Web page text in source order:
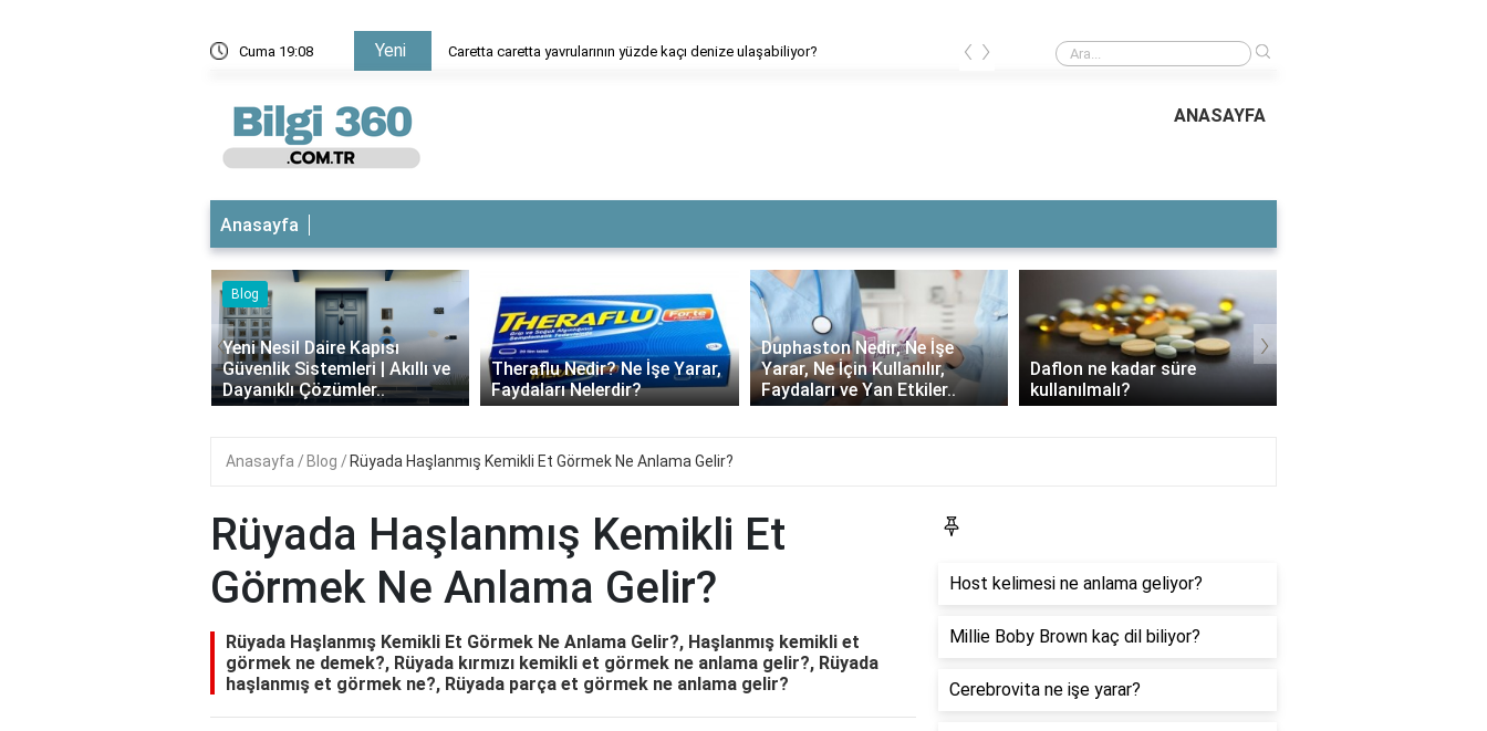
Cuma 19:08 Yeni
hangi işletim sistemlerinde kullanılabilir? Caretta caretta yavrularının yüzde kaçı denize ulaşabiliyor? Caretta caretta yavrularının yüzde kaçı denize ulaşabiliyor?
‹ ›
ANASAYFA
Anasayfa
Theraflu Nedir? Ne İşe Yarar,
Faydaları Nelerdir?
Duphaston Nedir, Ne İşe
Yarar, Ne İçin Kullanılır,
Faydaları ve Yan Etkiler..
Daflon ne kadar süre
kullanılmalı?
3 Aylık Bebek Günde Kaç CC
Mama Yer?
‹ ›
Anasayfa Blog Rüyada Haşlanmış Kemikli Et Görmek Ne Anlama Gelir?
Rüyada Haşlanmış Kemikli Et
Görmek Ne Anlama Gelir?
Rüyada Haşlanmış Kemikli Et Görmek Ne Anlama Gelir?, Haşlanmış kemikli et
görmek ne demek?, Rüyada kırmızı kemikli et görmek ne anlama gelir?, Rüyada
haşlanmış et görmek ne?, Rüyada parça et görmek ne anlama gelir?
Host kelimesi ne anlama geliyor?
Millie Boby Brown kaç dil biliyor?
Cerebrovita ne işe yarar?